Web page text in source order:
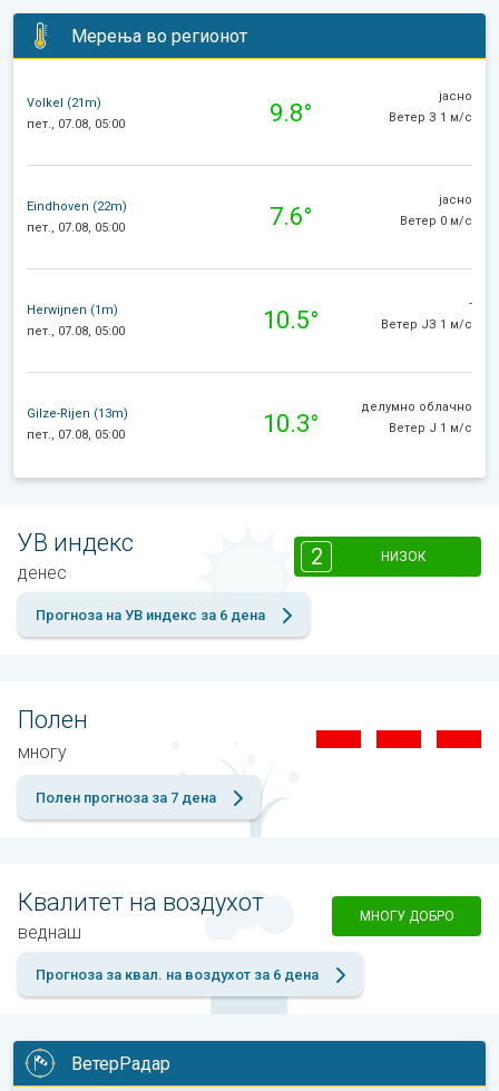
Мерења во регионот
Volkel (21m)
пет., 07.08, 05:00
9.8°
јасно
Ветер З 1 м/с
Eindhoven (22m)
пет., 07.08, 05:00
7.6°
јасно
Ветер 0 м/с
Herwijnen (1m)
пет., 07.08, 05:00
10.5°
-
Ветер ЈЗ 1 м/с
Gilze-Rijen (13m)
пет., 07.08, 05:00
10.3°
делумно облачно
Ветер J 1 м/с
УВ индекс
денес
2 НИЗОК
Прогноза на УВ индекс за 6 дена
Полен
многу
Полен прогноза за 7 дена
Квалитет на воздухот
веднаш
МНОГУ ДОБРО
Прогноза за квал. на воздухот за 6 дена
ВетерРадар